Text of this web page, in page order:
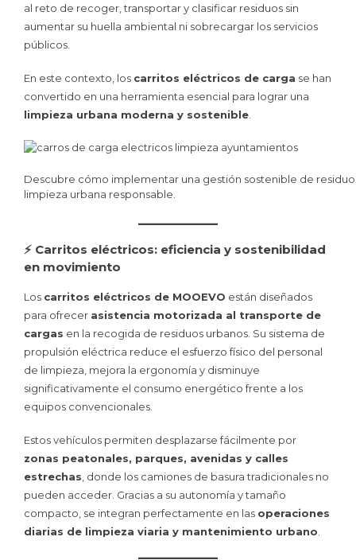
al reto de recoger, transportar y clasificar residuos sin
aumentar su huella ambiental ni sobrecargar los servicios
públicos.
En este contexto, los carritos eléctricos de carga se han
convertido en una herramienta esencial para lograr una
limpieza urbana moderna y sostenible.
Descubre cómo implementar una gestión sostenible de
limpieza urbana responsable.
⚡ Carritos eléctricos: eficiencia y sostenibilidad
en movimiento
Los carritos eléctricos de MOOEVO están diseñados
para ofrecer asistencia motorizada al transporte de
cargas en la recogida de residuos urbanos. Su sistema de
propulsión eléctrica reduce el esfuerzo físico del personal
de limpieza, mejora la ergonomía y disminuye
significativamente el consumo energético frente a los
equipos convencionales.
Estos vehículos permiten desplazarse fácilmente por
zonas peatonales, parques, avenidas y calles
estrechas, donde los camiones de basura tradicionales no
pueden acceder. Gracias a su autonomía y tamaño
compacto, se integran perfectamente en las operaciones
diarias de limpieza viaria y mantenimiento urbano.